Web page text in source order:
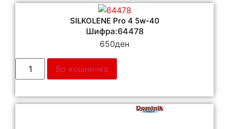
SILKOLENE Pro 4 5w-40
Шифра:64478
650ден
Во кошничка